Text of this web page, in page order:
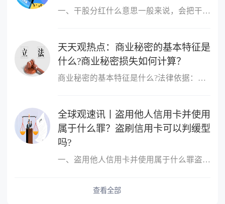
一、干股分红什么意思一般来说，会把干股当做分红的股票分出去，其
天天观热点：商业秘密的基本特征是
什么?商业秘密损失如何计算？
商业秘密的基本特征是什么?法律依据：《反不正当竞争法》第十条第三
全球观速讯丨盗用他人信用卡并使用
属于什么罪？盗刷信用卡可以判缓型
吗?
一、盗用他人信用卡并使用属于什么罪盗用他人信用卡并使用属于盗窃
查看全部